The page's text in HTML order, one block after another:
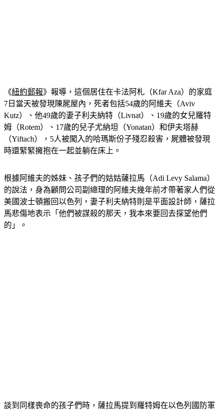
《紐約郵報》報導，這個居住在卡法阿札（Kfar Aza）的家庭
7日當天被發現陳屍屋內，死者包括54歲的阿維夫（Aviv
Kutz）、他49歲的妻子利夫納特（Livnat）、19歲的女兒羅特
姆（Rotem）、17歲的兒子尤納坦（Yonatan）和伊夫塔赫
（Yiftach），5人被闖入的哈瑪斯份子殘忍殺害，屍體被發現
時還緊緊擁抱在一起並躺在床上。
根據阿維夫的姊妹、孩子們的姑姑薩拉馬（Adi Levy Salama）
的說法，身為顧問公司副總理的阿維夫幾年前才帶著家人們從
美國波士頓搬回以色列，妻子利夫納特則是平面設計師，薩拉
馬悲傷地表示「他們被謀殺的那天，我本來要回去探望他們
的」。
談到同樣喪命的孩子們時，薩拉馬提到羅特姆在以色列國防軍